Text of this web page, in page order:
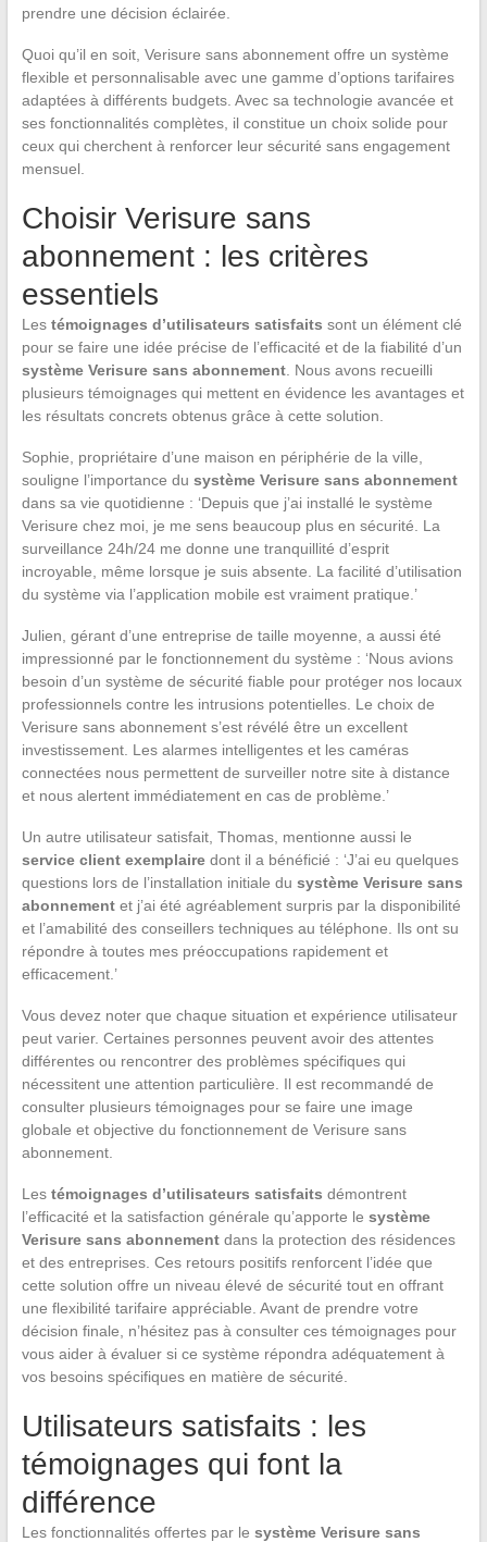
prendre une décision éclairée.
Quoi qu’il en soit, Verisure sans abonnement offre un système
flexible et personnalisable avec une gamme d’options tarifaires
adaptées à différents budgets. Avec sa technologie avancée et
ses fonctionnalités complètes, il constitue un choix solide pour
ceux qui cherchent à renforcer leur sécurité sans engagement
mensuel.
Choisir Verisure sans
abonnement : les critères
essentiels
Les témoignages d’utilisateurs satisfaits sont un élément clé
pour se faire une idée précise de l’efficacité et de la fiabilité d’un
système Verisure sans abonnement. Nous avons recueilli
plusieurs témoignages qui mettent en évidence les avantages et
les résultats concrets obtenus grâce à cette solution.
Sophie, propriétaire d’une maison en périphérie de la ville,
souligne l’importance du système Verisure sans abonnement
dans sa vie quotidienne : ‘Depuis que j’ai installé le système
Verisure chez moi, je me sens beaucoup plus en sécurité. La
surveillance 24h/24 me donne une tranquillité d’esprit
incroyable, même lorsque je suis absente. La facilité d’utilisation
du système via l’application mobile est vraiment pratique.’
Julien, gérant d’une entreprise de taille moyenne, a aussi été
impressionné par le fonctionnement du système : ‘Nous avions
besoin d’un système de sécurité fiable pour protéger nos locaux
professionnels contre les intrusions potentielles. Le choix de
Verisure sans abonnement s’est révélé être un excellent
investissement. Les alarmes intelligentes et les caméras
connectées nous permettent de surveiller notre site à distance
et nous alertent immédiatement en cas de problème.’
Un autre utilisateur satisfait, Thomas, mentionne aussi le
service client exemplairedont il a bénéficié : ‘J’ai eu quelques
questions lors de l’installation initiale du système Verisure sans
abonnementet j’ai été agréablement surpris par la disponibilité
et l’amabilité des conseillers techniques au téléphone. Ils ont su
répondre à toutes mes préoccupations rapidement et
efficacement.’
Vous devez noter que chaque situation et expérience utilisateur
peut varier. Certaines personnes peuvent avoir des attentes
différentes ou rencontrer des problèmes spécifiques qui
nécessitent une attention particulière. Il est recommandé de
consulter plusieurs témoignages pour se faire une image
globale et objective du fonctionnement de Verisure sans
abonnement.
Les témoignages d’utilisateurs satisfaits démontrent
l’efficacité et la satisfaction générale qu’apporte le système
Verisure sans abonnementdans la protection des résidences
et des entreprises. Ces retours positifs renforcent l’idée que
cette solution offre un niveau élevé de sécurité tout en offrant
une flexibilité tarifaire appréciable. Avant de prendre votre
décision finale, n’hésitez pas à consulter ces témoignages pour
vous aider à évaluer si ce système répondra adéquatement à
vos besoins spécifiques en matière de sécurité.
Utilisateurs satisfaits : les
témoignages qui font la
différence
Les fonctionnalités offertes par le système Verisure sans